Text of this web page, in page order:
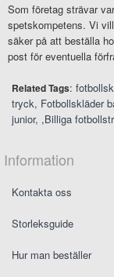
Som företag strävar
spetskompetens. Vi
säker på att beställa
post för eventuella
Related Tags:
tryck Fotbollskläder
junior ,Billiga
Information
Kontakta oss
Storleksguide
Hur man beställer